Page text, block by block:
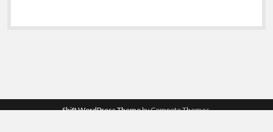
Shift WordPress Themeby Compete Themes.